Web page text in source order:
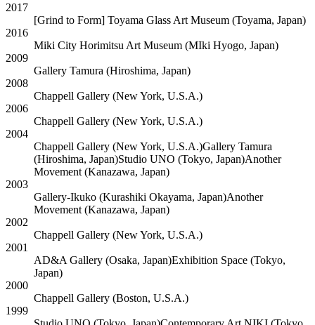
2017
[Grind to Form] Toyama Glass Art Museum (Toyama, Japan)
2016
Miki City Horimitsu Art Museum (MIki Hyogo, Japan)
2009
Gallery Tamura (Hiroshima, Japan)
2008
Chappell Gallery (New York, U.S.A.)
2006
Chappell Gallery (New York, U.S.A.)
2004
Chappell Gallery (New York, U.S.A.)Gallery Tamura
(Hiroshima, Japan)Studio UNO (Tokyo, Japan)Another
Movement (Kanazawa, Japan)
2003
Gallery-Ikuko (Kurashiki Okayama, Japan)Another
Movement (Kanazawa, Japan)
2002
Chappell Gallery (New York, U.S.A.)
2001
AD&A Gallery (Osaka, Japan)Exhibition Space (Tokyo,
Japan)
2000
Chappell Gallery (Boston, U.S.A.)
1999